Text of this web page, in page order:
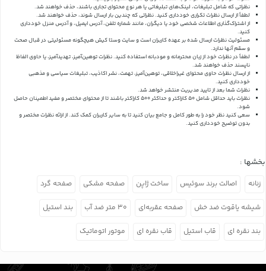
نظراتی که شامل تبلیغات، لینک‌های تبلیغاتی یا هر نوع محتوای تجاری باشند، حذف خواهند شد.
لطفاً از ارسال نظرات تکراری خودداری کنید. نظراتی که چندین بار ارسال شوند، حذف خواهند شد.
از اشتراک‌گذاری اطلاعات شخصی خود یا دیگران، مانند شماره تلفن، آدرس ایمیل، و آدرس منزل خودداری
کنید.
مسئولیت نظرات ارسال شده بر عهده کاربران است و سایت وستا کیش هیچگونه مسئولیتی در قبال صحت
و سقم آنها ندارد.
لطفاً در نظرات خود از زبان محترمانه و مودبانه استفاده کنید. نظرات توهین‌آمیز، تهدیدآمیز، یا حاوی الفاظ
ناپسند حذف خواهند شد.
از ارسال نظرات حاوی محتوای غیراخلاقی، توهین‌آمیز، تهمت، نشر اکاذیب، تبلیغات سیاسی و مذهبی
خودداری کنید.
نظرات شما بعد از تایید مدیریت منتشر خواهد شد.
نظرات باید حداقل شامل 50 کاراکتر و حداکثر 500 کاراکتر باشند تا از محتوای مختصر و مفید اطمینان حاصل
شود.
سعی کنید نظر خود را به طور کامل و جامع بیان کنید تا به سایر کاربران کمک کند.از ارائه نظرات مختصر و
بدون توضیح خودداری کنید.
بخشها :
زنانه اصالت برند سوئیس ساخت ژاپن صفحه مشکی صفحه گرد
شیشه یاقوت ضد خش صفحه عقربه‌ای ۳۰ متر ضد آب بند استیل
بند نقره ای قاب استیل قاب نقره ای موتور اتوماتیک